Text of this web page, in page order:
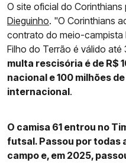
O site oficial do
Dieguinho. "O Corinthians
contrato do meio-campista
Filho do Terrão é válido
multa rescisória é de R$
nacional e 100 milhões
internacional.
O camisa 61 entrou no
futsal. Passou por todas
campo e, em 2025,